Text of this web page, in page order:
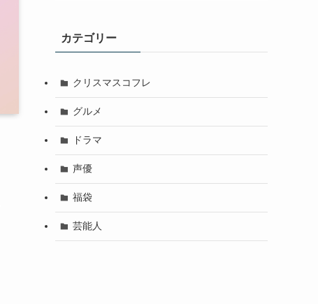
カテゴリー
クリスマスコフレ
グルメ
ドラマ
声優
福袋
芸能人